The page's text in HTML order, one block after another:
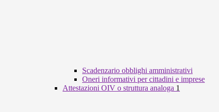
Scadenzario obblighi amministrativi
Oneri informativi per cittadini e imprese
Attestazioni OIV o struttura analoga 1